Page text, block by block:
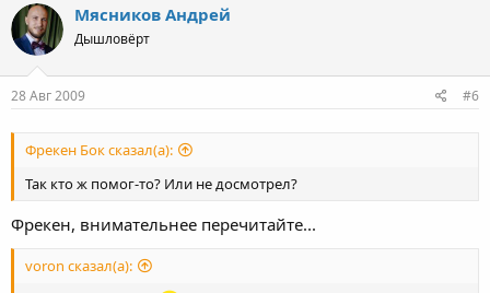
Мясников Андрей
Дышловёрт
28 Авг 2009 #6
Фрекен Бок сказал(а):
Так кто ж помог-то? Или не досмотрел?
Фрекен, внимательнее перечитайте...
voron сказал(а):